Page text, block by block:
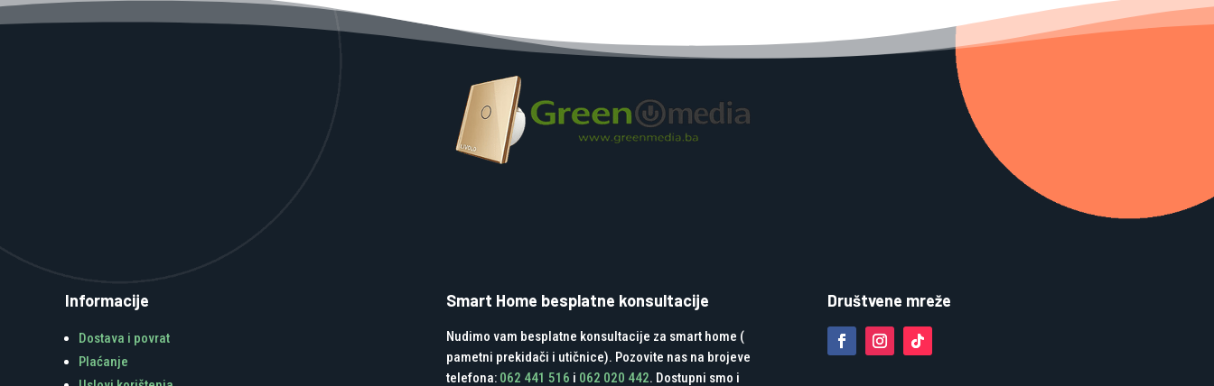
Informacije
Dostava i povrat
Plaćanje
Smart Home besplatne konsultacije
Nudimo vam besplatne konsultacije za smart home (
pametni prekidači i utičnice). Pozovite nas na brojeve
telefona: 062 441 516 i 062 020 442. Dostupni smo i
Društvene mreže